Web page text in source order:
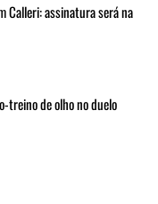
Calleri: assinatura será na
treino de olho no duelo